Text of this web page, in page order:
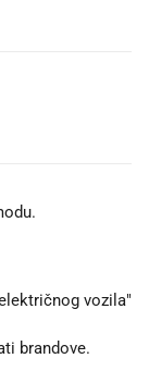
vozila"
brandove.